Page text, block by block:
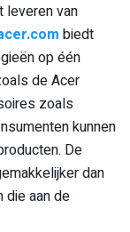
leveren van
biedt
op één
de Acer
zoals
kunnen
De
dan
die aan de